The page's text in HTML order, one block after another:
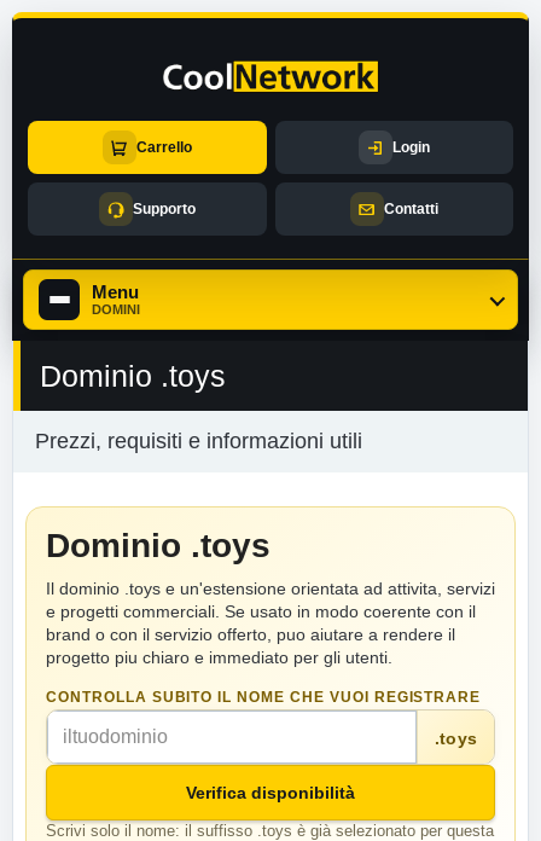
Carrello Login
Supporto Contatti
Menu
DOMINI
Dominio .toys
Prezzi, requisiti e informazioni utili
Dominio .toys
Il dominio .toys e un'estensione orientata ad attivita, servizi
e progetti commerciali. Se usato in modo coerente con il
brand o con il servizio offerto, puo aiutare a rendere il
progetto piu chiaro e immediato per gli utenti.
CONTROLLA SUBITO IL NOME CHE VUOI REGISTRARE
.toys
Verifica disponibilità
Scrivi solo il nome: il suffisso .toys è già selezionato per questa